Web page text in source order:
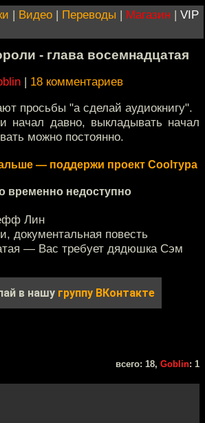
| Видео | Переводы | Магазин | VIP
- глава восемнадцатая
| 18 комментариев
просьбы "а сделай аудиокнигу".
начал давно, выкладывать начал
можно постоянно.
— поддержи проект Coolтура
временно недоступно
Лин
документальная повесть
— Вас требует дядюшка Сэм
в нашу группу ВКонтакте
всего: 18, Goblin: 1